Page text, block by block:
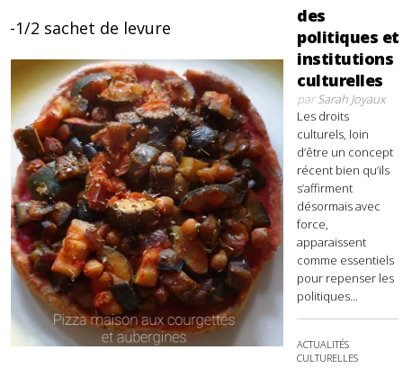
-1/2 sachet de levure
des
politiques et
institutions
culturelles
parSarah Joyaux
Les droits
culturels, loin
d’être un concept
récent bien qu’ils
s’affirment
désormais avec
force,
apparaissent
comme essentiels
pour repenser les
politiques...
ACTUALITÉS
CULTURELLES